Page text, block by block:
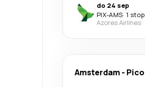
do 24 sep
PIX-AMS· 1 stop
Azores Airlines
Amsterdam - Pico